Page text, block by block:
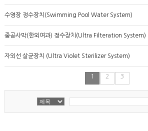
수영장 정수장치(Swimming Pool Water System)
중공사막(한외여과) 정수장치(Ultra Filteration System)
자외선 살균장치 (Ultra Violet Sterilizer System)
1 2 3